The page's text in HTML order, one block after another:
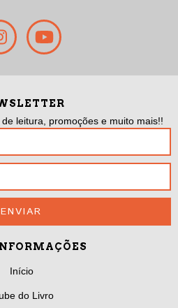
leitura, promoções e muito mais!!
Início
do Livro